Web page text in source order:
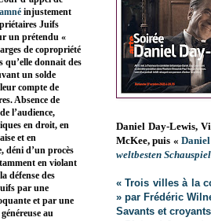
Daniel Day-Lewis,
McKee, puis «
weltbesten
« Trois villes à la
» par Frédéric
Savants et
injustement
Juifs
un prétendu «
de copropriété
qu’elle donnait des
un solde
compte de
Absence de
l’audience,
en droit, en
et en
déni d’un procès
en violant
défense des
par une
et par une
au